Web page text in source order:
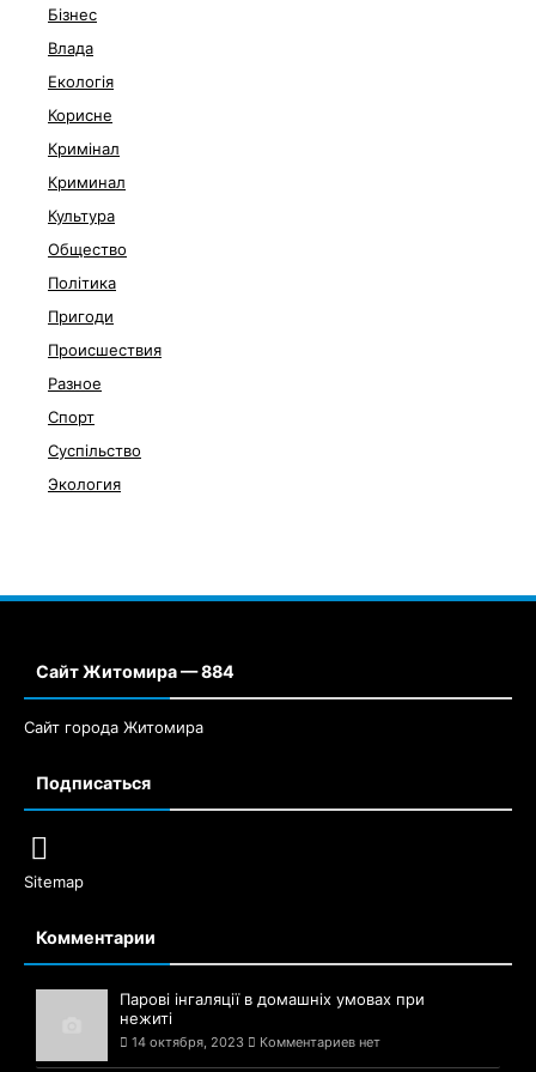
Бізнес
Влада
Екологія
Корисне
Кримінал
Криминал
Культура
Общество
Політика
Пригоди
Происшествия
Разное
Спорт
Суспільство
Экология
Сайт Житомира — 884
Сайт города Житомира
Подписаться
Sitemap
Комментарии
Парові інгаляції в домашніх умовах при
нежиті
14 октября, 2023 Комментариев нет